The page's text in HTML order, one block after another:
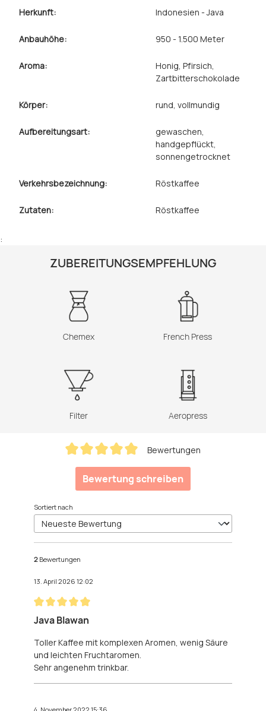
Herkunft: Indonesien - Java
Anbauhöhe: 950 - 1.500 Meter
Aroma: Honig, Pfirsich,
Zartbitterschokolade
Körper: rund, vollmundig
Aufbereitungsart: gewaschen,
handgepflückt,
sonnengetrocknet
Verkehrsbezeichnung: Röstkaffee
Zutaten: Röstkaffee
:
ZUBEREITUNGSEMPFEHLUNG
Chemex French Press
Filter Aeropress
Bewertungen
Bewertung schreiben
Sortiert nach
2 Bewertungen
13. April 2026 12:02
Bewertung mit 5 von 5 Sternen
Java Blawan
Toller Kaffee mit komplexen Aromen, wenig Säure
und leichten Fruchtaromen.
Sehr angenehm trinkbar.
4. November 2022 15:36